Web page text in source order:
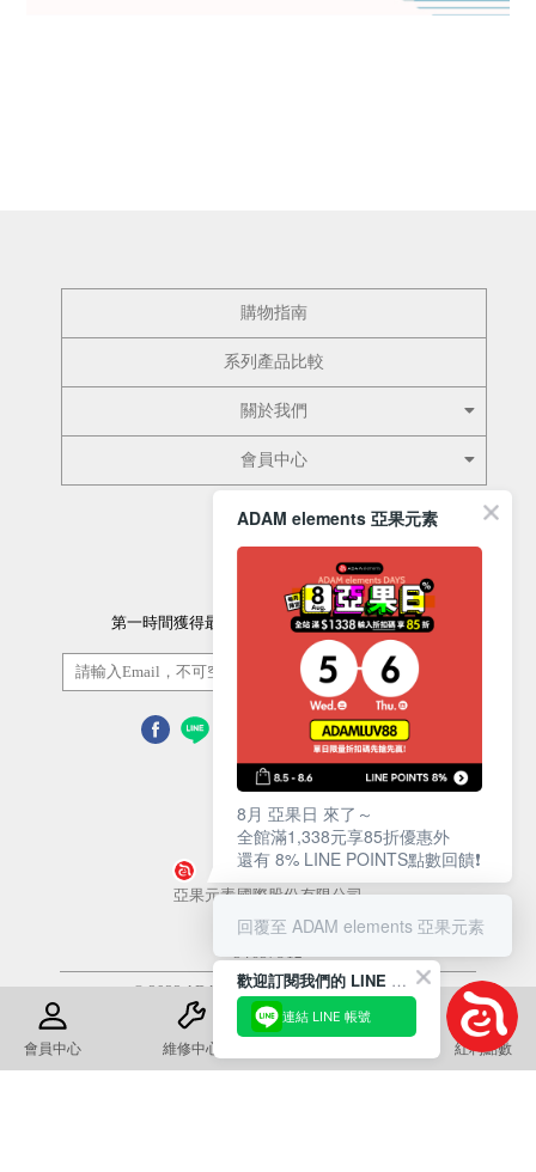
會員中心 維修中心 紅利點數
購物指南
系列產品比較
關於我們
會員中心
第一時間獲得最新的優惠資訊以及最新產品資訊
訂閱/取消
營業人名稱
亞果元素國際股份有限公司
統一編號
54657812
© 2022 ADAM Store. All Rights Reserved
使用條款
隱私權政策
ADAM elements 亞果元素
8月 亞果日 來了～
全館滿1,338元享85折優惠外
還有 8% LINE POINTS點數回饋❗️
回覆至 ADAM elements 亞果元素
歡迎訂閱我們的 LINE 官方帳號
連結 LINE 帳號